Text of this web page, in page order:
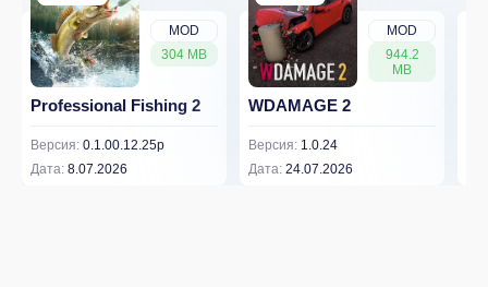
MOD
304 MB
Professional Fishing 2
Версия: 0.1.00.12.25p
Дата: 8.07.2026
MOD
944.2
MB
WDAMAGE 2
Версия: 1.0.24
Дата: 24.07.2026